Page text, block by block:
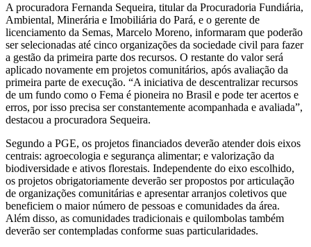
A procuradora Fernanda Sequeira, titular da Procuradoria Fundiária,
Ambiental, Minerária e Imobiliária do Pará, e o gerente de
licenciamento da Semas, Marcelo Moreno, informaram que poderão
ser selecionadas até cinco organizações da sociedade civil para fazer
a gestão da primeira parte dos recursos. O restante do valor será
aplicado novamente em projetos comunitários, após avaliação da
primeira parte de execução. “A iniciativa de descentralizar recursos
de um fundo como o Fema é pioneira no Brasil e pode ter acertos e
erros, por isso precisa ser constantemente acompanhada e avaliada”,
destacou a procuradora Sequeira.
Segundo a PGE, os projetos financiados deverão atender dois eixos
centrais: agroecologia e segurança alimentar; e valorização da
biodiversidade e ativos florestais. Independente do eixo escolhido,
os projetos obrigatoriamente deverão ser propostos por articulação
de organizações comunitárias e apresentar arranjos coletivos que
beneficiem o maior número de pessoas e comunidades da área.
Além disso, as comunidades tradicionais e quilombolas também
deverão ser contempladas conforme suas particularidades.